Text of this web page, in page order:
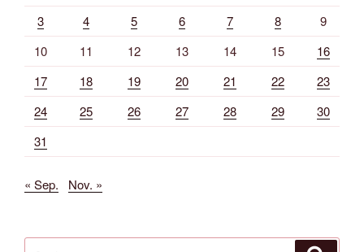
3
4 5 6 7 8
9
10
11 12 13 14 15
16
17
18 19 20 21 22
23
24
25 26 27 28 29
30
31
« Sep. Nov. »